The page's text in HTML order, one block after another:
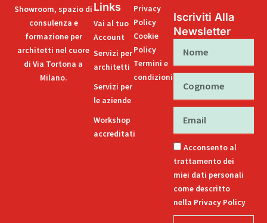
Showroom, spazio di
consulenza e
formazione per
architetti nel cuore
di Via Tortona a
Milano.
Links
Vai al tuo
Account
Servizi per
architetti
Servizi per
le aziende
Workshop
accreditati
Privacy
Policy
Cookie
Policy
Termini e
condizioni
Iscriviti Alla
Newsletter
Acconsento al
trattamento dei
miei dati personali
come descritto
nella Privacy Policy